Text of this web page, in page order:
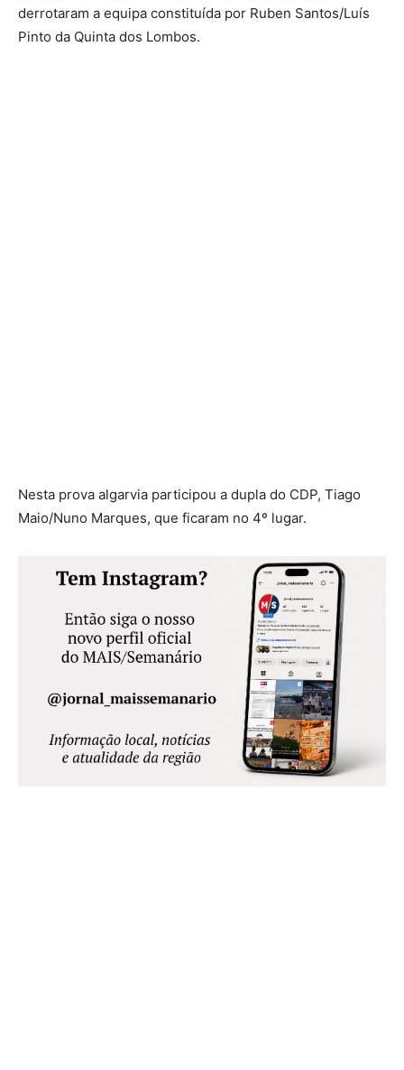
derrotaram a equipa constituída por Ruben Santos/Luís
Pinto da Quinta dos Lombos.
Nesta prova algarvia participou a dupla do CDP, Tiago
Maio/Nuno Marques, que ficaram no 4º lugar.